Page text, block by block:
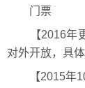
门票
【2016年更
对外开放，具
【2015年10